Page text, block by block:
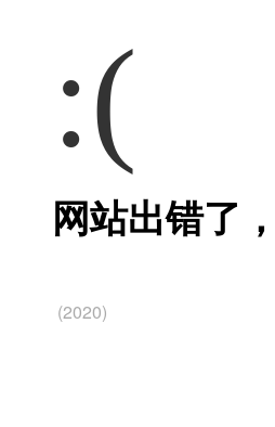
:(
网站出错了
(2020)